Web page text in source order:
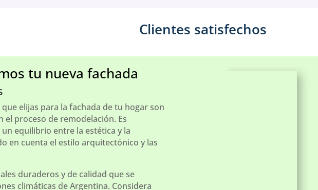
Clientes satisfechos
tu nueva fachada
elijas para la fachada de tu hogar son
el proceso de remodelación. Es
equilibrio entre la estética y la
en cuenta el estilo arquitectónico y las
duraderos y de calidad que se
climáticas de Argentina. Considera